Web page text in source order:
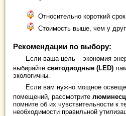
Относительно короткий
Стоимость выше, чем у
Рекомендации по выбору:
Если ваша цель – экономия
выбирайте светодиодные (LED)
экологичны.
Если вам нужно мощное
помещений, рассмотрите
помните об их чувствительности к
необходимости правильной